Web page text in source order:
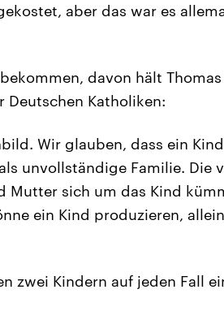
aber das war es
davon hält
Deutschen Katholiken:
Wir glauben, dass ein
unvollständige Familie. Die
Mutter sich um das Kind
ein Kind produzieren,
zwei Kindern auf jeden Fall